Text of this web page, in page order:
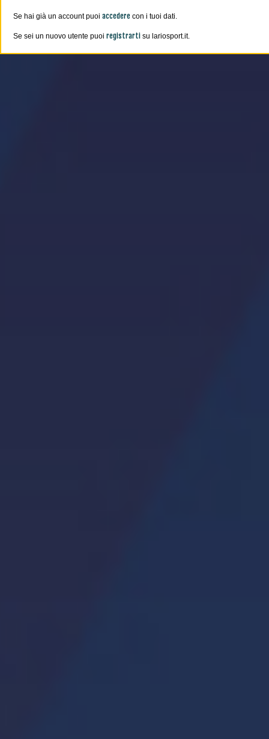
Se hai già un account puoi accedere con i tuoi dati.
Se sei un nuovo utente puoi registrarti su lariosport.it.